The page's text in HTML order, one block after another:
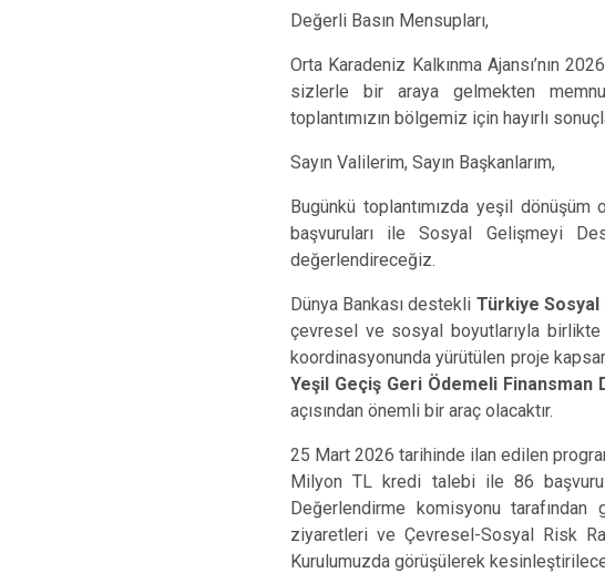
Değerli Basın Mensupları,
Orta Karadeniz Kalkınma Ajansı’nın
sizlerle bir araya gelmekten
toplantımızın bölgemiz için hayırlı
Sayın Valilerim, Sayın Başkanlarım,
Bugünkü toplantımızda yeşil dönüşüm
başvuruları ile Sosyal Gelişmeyi
değerlendireceğiz.
Dünya Bankası destekli Türkiye Sosyal
çevresel ve sosyal boyutlarıyla birlikte
koordinasyonunda yürütülen proje
Yeşil Geçiş Geri Ödemeli Finansman
açısından önemli bir araç olacaktır.
25 Mart 2026 tarihinde ilan edilen
Milyon TL kredi talebi ile 86 başvuru
Değerlendirme komisyonu
ziyaretleri ve Çevresel-Sosyal Risk
Kurulumuzda görüşülerek